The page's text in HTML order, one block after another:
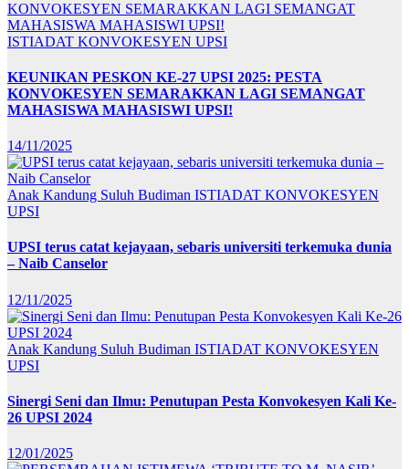
ISTIADAT KONVOKESYEN UPSI
KEUNIKAN PESKON KE-27 UPSI 2025: PESTA
KONVOKESYEN SEMARAKKAN LAGI SEMANGAT
MAHASISWA MAHASISWI UPSI!
14/11/2025
Anak Kandung Suluh Budiman ISTIADAT KONVOKESYEN
UPSI
UPSI terus catat kejayaan, sebaris universiti terkemuka dunia
– Naib Canselor
12/11/2025
Anak Kandung Suluh Budiman ISTIADAT KONVOKESYEN
UPSI
Sinergi Seni dan Ilmu: Penutupan Pesta Konvokesyen Kali Ke-
26 UPSI 2024
12/01/2025